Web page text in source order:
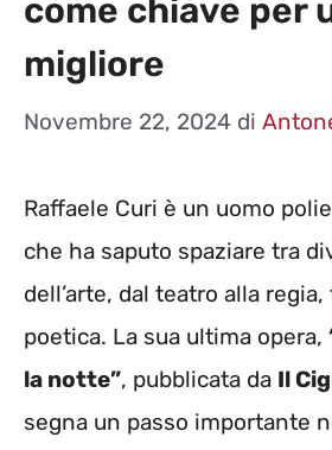
come chiave per
migliore
Novembre 22, 2024 di
Raffaele Curi è un uomo
che ha saputo spaziare tra
dell’arte, dal teatro alla
poetica. La sua ultima opera,
la notte”, pubblicata da Il
segna un passo importante